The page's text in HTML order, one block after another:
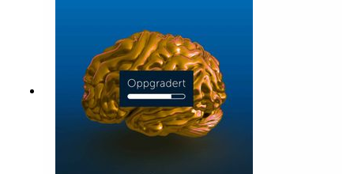
there any similar surveillance systems in the
western world and how are they problematic for
our human rights?